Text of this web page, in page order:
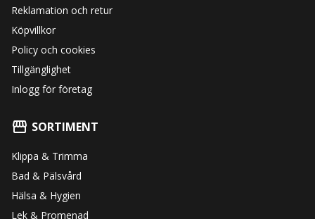
Reklamation och retur
Köpvillkor
Policy och cookies
Tillgänglighet
Inlogg för företag
SORTIMENT
Klippa & Trimma
Bad & Pälsvård
Hälsa & Hygien
Lek & Promenad